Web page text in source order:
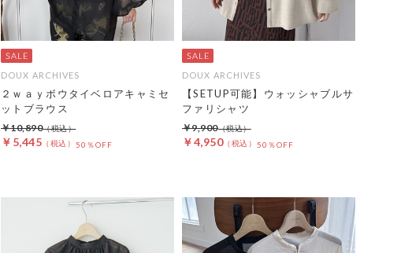
DOUX ARCHIVES
２ｗａｙボウタイベロアキャミセ
ットブラウス
￥5,445 50％OFF
￥10,890
DOUX ARCHIVES
【SETUP可能】ウォッシャブルサ
ファリシャツ
￥4,950 50％OFF
￥9,900